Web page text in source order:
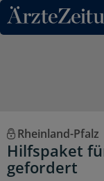
Direkt zum
Rheinland-Pfalz
Hilfspaket
gefordert